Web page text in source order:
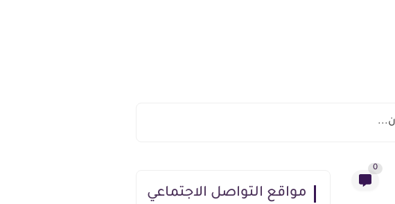
0
مواقع التواصل الاجتماعي